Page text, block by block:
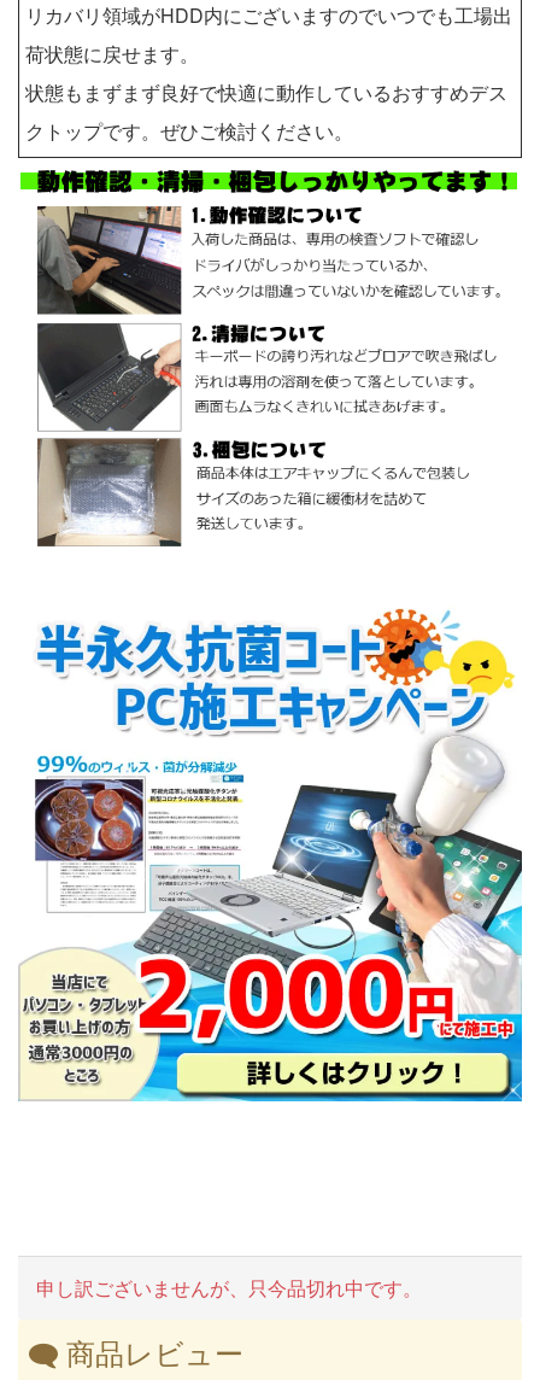
リカバリ領域がHDD内にございますのでいつでも工場出
荷状態に戻せます。
状態もまずまず良好で快適に動作しているおすすめデス
クトップです。ぜひご検討ください。
申し訳ございませんが、只今品切れ中です。
商品レビュー